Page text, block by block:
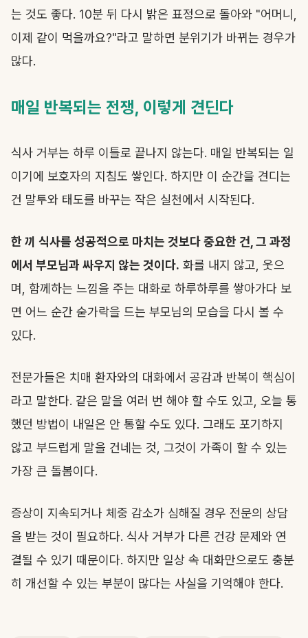
는 것도 좋다. 10분 뒤 다시 밝은 표정으로 돌아와 "어머니,
이제 같이 먹을까요?"라고 말하면 분위기가 바뀌는 경우가
많다.
매일 반복되는 전쟁, 이렇게 견딘다
식사 거부는 하루 이틀로 끝나지 않는다. 매일 반복되는 일
이기에 보호자의 지침도 쌓인다. 하지만 이 순간을 견디는
건 말투와 태도를 바꾸는 작은 실천에서 시작된다.
한 끼 식사를 성공적으로 마치는 것보다 중요한 건, 그 과정
에서 부모님과 싸우지 않는 것이다. 화를 내지 않고, 웃으
며, 함께하는 느낌을 주는 대화로 하루하루를 쌓아가다 보
면 어느 순간 숟가락을 드는 부모님의 모습을 다시 볼 수
있다.
전문가들은 치매 환자와의 대화에서 공감과 반복이 핵심이
라고 말한다. 같은 말을 여러 번 해야 할 수도 있고, 오늘 통
했던 방법이 내일은 안 통할 수도 있다. 그래도 포기하지
않고 부드럽게 말을 건네는 것, 그것이 가족이 할 수 있는
가장 큰 돌봄이다.
증상이 지속되거나 체중 감소가 심해질 경우 전문의 상담
을 받는 것이 필요하다. 식사 거부가 다른 건강 문제와 연
결될 수 있기 때문이다. 하지만 일상 속 대화만으로도 충분
히 개선할 수 있는 부분이 많다는 사실을 기억해야 한다.